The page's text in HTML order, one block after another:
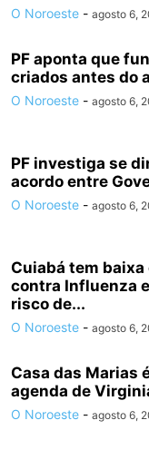
O Noroeste - agosto 6,
PF aponta que
criados antes do
O Noroeste - agosto 6,
PF investiga se
acordo entre
O Noroeste - agosto 6,
Cuiabá tem
contra Influenza
risco de...
O Noroeste - agosto 6,
Casa das Marias
agenda de
O Noroeste - agosto 6,